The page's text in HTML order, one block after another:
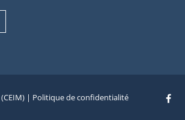
| Politique de confidentialité